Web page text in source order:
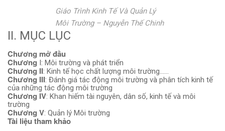
Giáo Trình Kinh Tế Và Quản Lý
Môi Trường – Nguyễn Thế Chinh
II. MỤC LỤC
Chương mở đầu
Chương I: Môi trường và phát triển
Chương II: Kinh tế học chất lượng môi trường……
Chương III: Đánh giá tác động môi trường và phân tích kinh tế
của những tác động môi trường
Chương IV: Khan hiếm tài nguyên, dân số, kinh tế và môi
trường
Chương V: Quản lý Môi trường
Tài liệu tham khảo